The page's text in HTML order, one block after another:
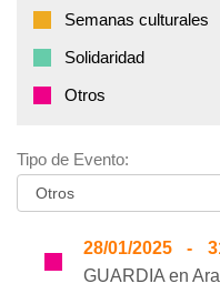
Semanas culturales
Solidaridad
Otros
Tipo de Evento:
28/01/2025 -
GUARDIA en